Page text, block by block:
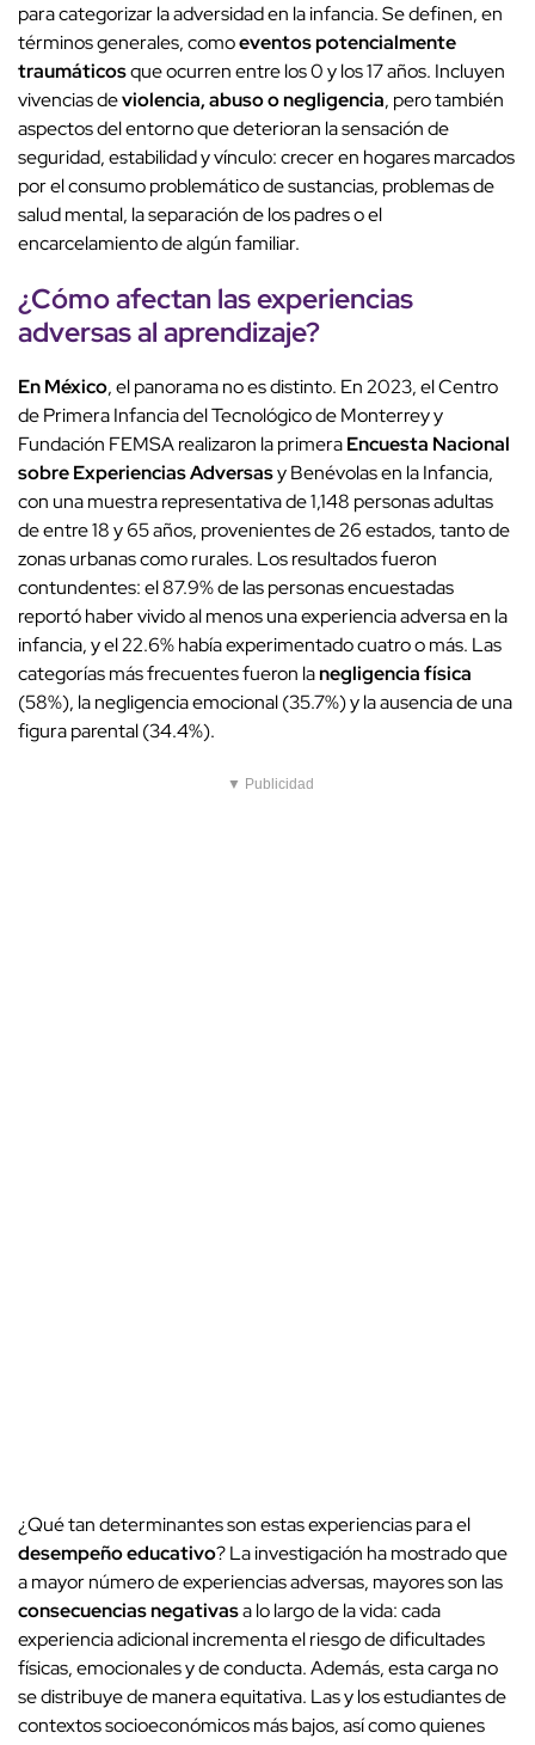
para categorizar la adversidad en la infancia. Se definen, en
términos generales, comoeventos potencialmente
traumáticosque ocurren entre los 0 y los 17 años. Incluyen
vivencias deviolencia, abuso o negligencia, pero también
aspectos del entorno que deterioran la sensación de
seguridad, estabilidad y vínculo: crecer en hogares marcados
por el consumo problemático de sustancias, problemas de
salud mental, la separación de los padres o el
encarcelamiento de algún familiar.
¿Cómo afectan las experiencias
adversas al aprendizaje?
En México, el panorama no es distinto. En 2023, el Centro
de Primera Infancia del Tecnológico de Monterrey y
Fundación FEMSA realizaron la primeraEncuesta Nacional
sobre Experiencias Adversasy Benévolas en la Infancia,
con una muestra representativa de 1,148 personas adultas
de entre 18 y 65 años, provenientes de 26 estados, tanto de
zonas urbanas como rurales. Los resultados fueron
contundentes: el 87.9% de las personas encuestadas
reportó haber vivido al menos una experiencia adversa en la
infancia, y el 22.6% había experimentado cuatro o más. Las
categorías más frecuentes fueron lanegligencia física
(58%), la negligencia emocional (35.7%) y la ausencia de una
figura parental (34.4%).
▼ Publicidad
¿Qué tan determinantes son estas experiencias para el
desempeño educativo? La investigación ha mostrado que
a mayor número de experiencias adversas, mayores son las
consecuencias negativasa lo largo de la vida: cada
experiencia adicional incrementa el riesgo de dificultades
físicas, emocionales y de conducta. Además, esta carga no
se distribuye de manera equitativa. Las y los estudiantes de
contextos socioeconómicos más bajos, así como quienes